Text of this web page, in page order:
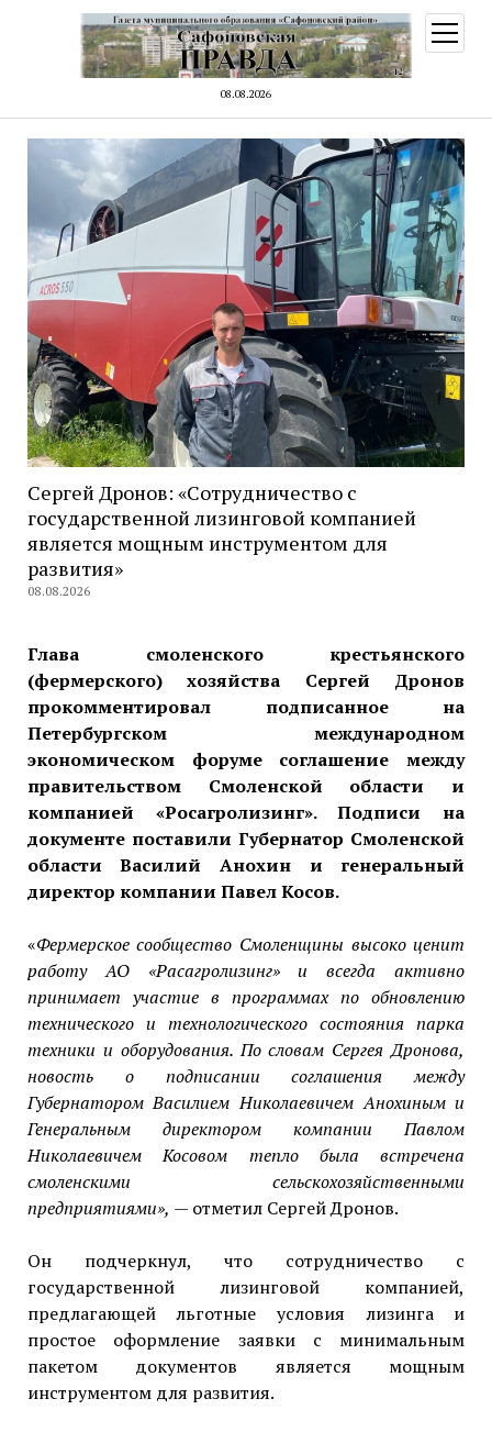
08.08.2026
меню
Сергей Дронов: «Сотрудничество с
государственной лизинговой компанией
является мощным инструментом для
развития»
08.08.2026
Глава смоленского крестьянского
(фермерского) хозяйства Сергей Дронов
прокомментировал подписанное на
Петербургском международном
экономическом форуме соглашение между
правительством Смоленской области и
компанией «Росагролизинг». Подписи на
документе поставили Губернатор Смоленской
области Василий Анохин и генеральный
директор компании Павел Косов.
«Фермерское сообщество Смоленщины высоко ценит
работу АО «Расагролизинг» и всегда активно
принимает участие в программах по обновлению
технического и технологического состояния парка
техники и оборудования. По словам Сергея Дронова,
новость о подписании соглашения между
Губернатором Василием Николаевичем Анохиным и
Генеральным директором компании Павлом
Николаевичем Косовом тепло была встречена
смоленскими сельскохозяйственными
предприятиями», — отметил Сергей Дронов.
Он подчеркнул, что сотрудничество с
государственной лизинговой компанией,
предлагающей льготные условия лизинга и
простое оформление заявки с минимальным
пакетом документов является мощным
инструментом для развития.